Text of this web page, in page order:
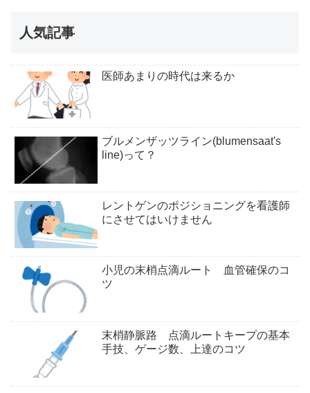
人気記事
医師あまりの時代は来るか
ブルメンザッツライン(blumensaat's
line)って？
レントゲンのポジショニングを看護師
にさせてはいけません
小児の末梢点滴ルート 血管確保のコ
ツ
末梢静脈路 点滴ルートキープの基本
手技、ゲージ数、上達のコツ